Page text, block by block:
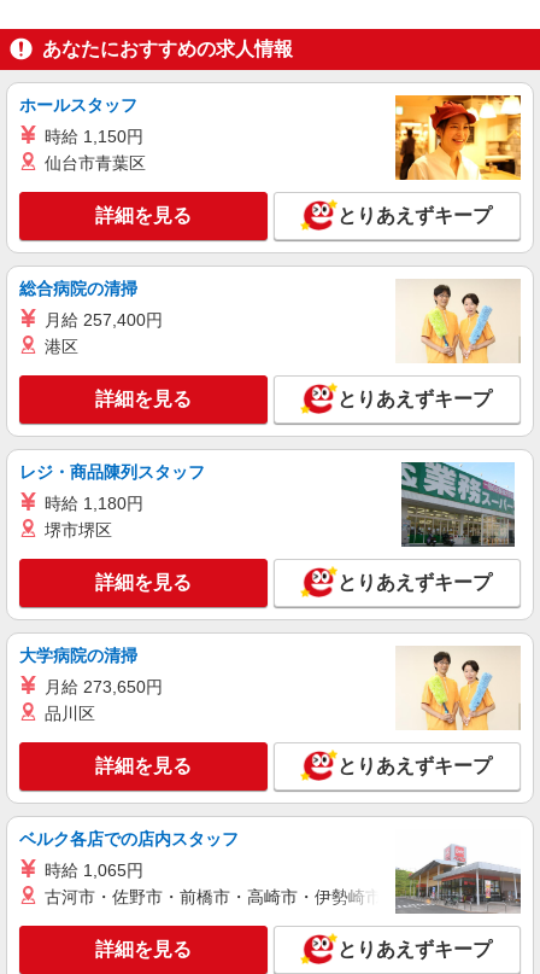
デイサービス 介護スタッフ
【月給】229,320円〜269,320円 ▼給与詳細 処
12月） ※業績による 特別報酬：平均33.8万円（最
高額130万円） ※2025年6月支給実績 ※処遇改善
詳細を見る
パート
武庫之荘ケアセンターそよ風：RO14805
月） ※業績による ※処遇改善手当は試用期間中(3
ヶ月)は支給なし
兵庫県尼崎市武庫元町1-17-8
キープ 詳細を見る
正社員
尼崎ケアセンターそよ風：RO16224
【月給】278,920円〜323,920円 ▼給与詳細 資
格手当：10,000円 処遇改善手当：35,920円 夜勤手
当：30,000円（5回分） ※6回目以降は1回6,000円
支給 住宅手当：規定あり 精勤手当：8,000円 ▼下
記別途支給 通勤手当 年末年始手当：380円/時 賞
与年2回（6月・12月） 昇給年1回（4月） 特別報
酬：平均26.6万円（最高額109万円） ※2025年6月
兵庫県尼崎市食満7-17-1
キープ 詳細を見る
契約社員
尼崎ケアセンターそよ風：RO16767
グループホーム 介護スタッフ
【月給】260,920円〜300,920円 ▼給与詳細 処
遇改善手当：35,920円 夜勤手当：30,000円（5回
分） ※6回目以降は1回6,000円支給 ▼下記別途支
給 通勤手当 年末年始手当：380円/時 寸志あり：
年2回（6月・12月） ※業績による 特別報酬：平
均26.6万円（最高額109万円） ※2025年6月支給実
績 ※処遇改善手当は試用期間中(3ヶ月)は支給なし
詳細を見る
あなたにおすすめの求人情報
ホールスタッフ
時給 1,150円
仙台市青葉区
詳細を見る とりあえずキープ
総合病院の清掃
月給 257,400円
港区
詳細を見る とりあえずキープ
レジ・商品陳列スタッフ
時給 1,180円
堺市堺区
詳細を見る とりあえずキープ
大学病院の清掃
月給 273,650円
品川区
詳細を見る とりあえずキープ
ベルク各店での店内スタッフ
時給 1,065円
古河市・佐野市・前橋市・高崎市・伊勢崎市・太田市・館林市
詳細を見る とりあえずキープ